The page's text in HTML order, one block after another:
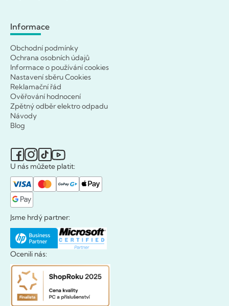
Informace
Obchodní podmínky
Ochrana osobních údajů
Informace o používání cookies
Nastavení sběru Cookies
Reklamační řád
Ověřování hodnocení
Zpětný odběr elektro odpadu
Návody
Blog
U nás můžete platit:
Jsme hrdý partner:
Ocenili nás: